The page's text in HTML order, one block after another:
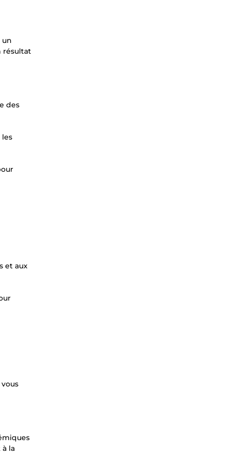
un
résultat
des
les
et aux
la